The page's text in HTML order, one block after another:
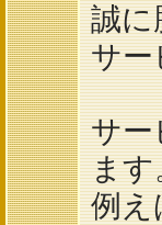
誠に
サー
サー
ます
例え